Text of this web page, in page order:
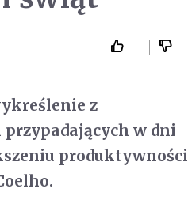
z
w dni
produktywności